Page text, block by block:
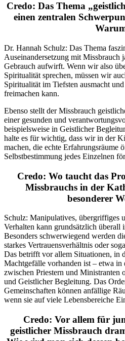
Credo: Das Thema
einen zentralen
Dr. Hannah Schulz: Das Thema
Auseinandersetzung mit Missbrauch
Gebrauch aufwirft. Wenn wir also
Spiritualität sprechen, müssen wir
Spiritualität im Tiefsten ausmacht
freimachen kann.
Ebenso stellt der Missbrauch
einer gesunden und
beispielsweise in Geistlicher
halte es für wichtig, dass wir in der
machen, die echte Erfahrungsräume
Selbstbestimmung jedes Einzelnen
Credo: Wo taucht das
Missbrauchs in der
besonderer
Schulz: Manipulatives, übergriffiges
Verhalten kann grundsätzlich überall
Besonders schwerwiegend werden
starkes Vertrauensverhältnis oder
Das betrifft vor allem Situationen, in
Machtgefälle vorhanden ist – etwa
zwischen Priestern und Ministranten
und Geistlicher Begleitung. Das
Gemeinschaften können anfällige
wenn sie auf viele Lebensbereiche
Credo: Vor allem für
geistlicher Missbrauch